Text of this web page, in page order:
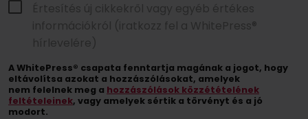
Értesítés új cikkekről vagy egyéb értékes
információkról (iratkozz fel a WhitePress®
hírlevelére)
A WhitePress® csapata fenntartja magának a jogot, hogy
eltávolítsa azokat a hozzászólásokat, amelyek
nem felelnek meg a hozzászólások közzétételének
feltételeinek, vagy amelyek sértik a törvényt és a jó
modort.